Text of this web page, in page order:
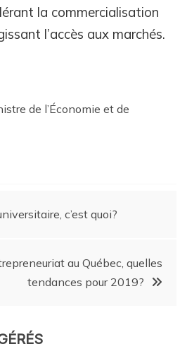
la commercialisation
l’accès aux marchés.
de l’Économie et de
c’est quoi?
au Québec, quelles
tendances pour 2019?